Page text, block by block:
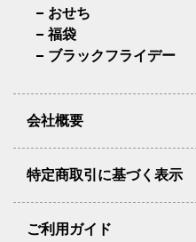
おせち
福袋
ブラックフライデー
会社概要
特定商取引に基づく表示
ご利用ガイド